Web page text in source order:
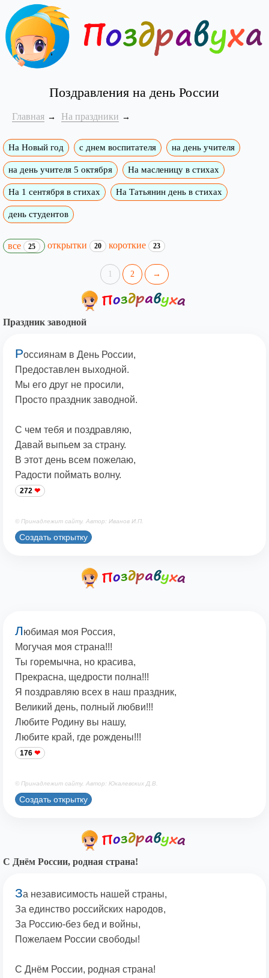
Поздравления на день России
Главная На праздники
На Новый год с днем воспитателя на день учителя
на день учителя 5 октября На масленицу в стихах
На 1 сентября в стихах На Татьянин день в стихах
день студентов
все 25 открытки 20 короткие 23
1 2 →
Праздник заводной
Россиянам в День России,
Предоставлен выходной.
Мы его друг не просили,
Просто праздник заводной.
С чем тебя и поздравляю,
Давай выпьем за страну.
В этот день всем пожелаю,
Радости поймать волну.
272
© Принадлежит сайту. Автор: Иванов И.П.
Создать открытку
Любимая моя Россия,
Могучая моя страна!!!
Ты горемычна, но красива,
Прекрасна, щедрости полна!!!
Я поздравляю всех в наш праздник,
Великий день, полный любви!!!
Любите Родину вы нашу,
Любите край, где рождены!!!
176
© Принадлежит сайту. Автор: Юкалевских Д.В.
Создать открытку
С Днём России, родная страна!
За независимость нашей страны,
За единство российских народов,
За Россию-без бед и войны,
Пожелаем России свободы!
С Днём России, родная страна!